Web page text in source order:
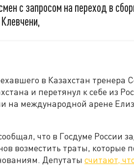
с запросом на переход в
в Казахстан тренера
и перетянул к себе из
на международной арене
что в Госдуме России
возместить траты, которые
Депутаты считают,